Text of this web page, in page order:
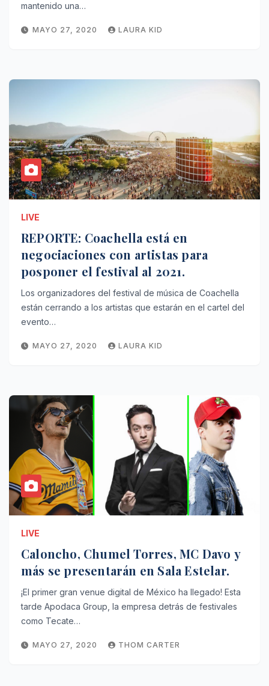
mantenido una…
MAYO 27, 2020 LAURA KID
LIVE
REPORTE: Coachella está en
negociaciones con artistas para
posponer el festival al 2021.
Los organizadores del festival de música de Coachella
están cerrando a los artistas que estarán en el cartel del
evento…
MAYO 27, 2020 LAURA KID
LIVE
Caloncho, Chumel Torres, MC Davo y
más se presentarán en Sala Estelar.
¡El primer gran venue digital de México ha llegado! Esta
tarde Apodaca Group, la empresa detrás de festivales
como Tecate…
MAYO 27, 2020 THOM CARTER